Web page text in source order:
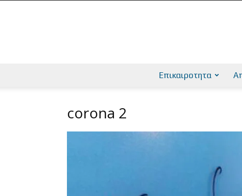
Επικαιροτητα
corona 2